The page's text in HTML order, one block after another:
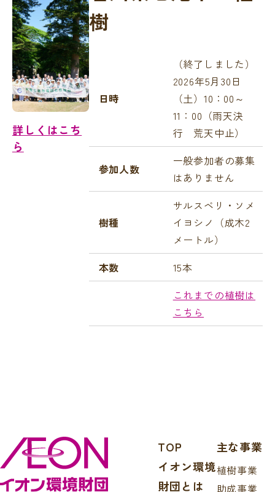
詳しくはこち
ら
樹
日時
（終了しました）
2026年5月30日
（土）10：00～
11：00（雨天決
行 荒天中止）
参加人数
一般参加者の募集
はありません
樹種
サルスベリ・ソメ
イヨシノ（成木2
メートル）
本数
15本
これまでの植樹は
こちら
TOP
イオン環境
財団とは
主な事業
植樹事業
助成事業